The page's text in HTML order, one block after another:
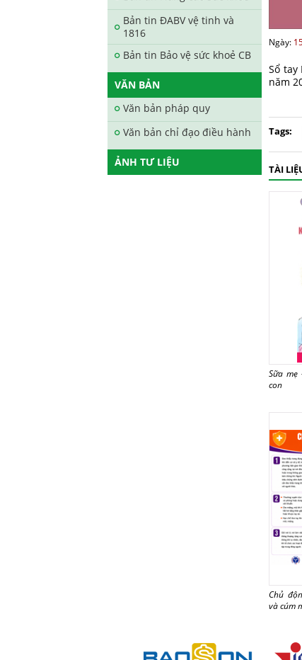
Bản tin ĐABV vệ tinh và
1816
Bản tin Bảo vệ sức khoẻ CB
VĂN BẢN
Văn bản pháp quy
Văn bản chỉ đạo điều hành
ẢNH TƯ LIỆU
Ngày:
Sổ
năm
Tags:
TÀI
Sữa
con
Chủ
và cúm